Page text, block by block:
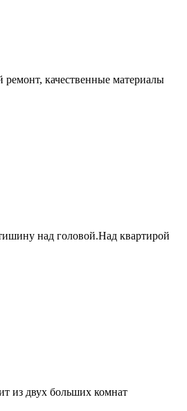
качественные материалы
над головой.Над квартирой
из двух больших комнат